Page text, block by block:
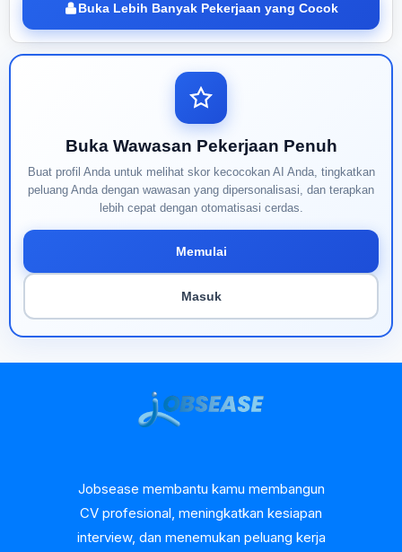
Buka Lebih Banyak Pekerjaan yang Cocok
Buka Wawasan Pekerjaan Penuh
Buat profil Anda untuk melihat skor kecocokan AI Anda, tingkatkan
peluang Anda dengan wawasan yang dipersonalisasi, dan terapkan
lebih cepat dengan otomatisasi cerdas.
Memulai
Masuk
Jobsease membantu kamu membangun
CV profesional, meningkatkan kesiapan
interview, dan menemukan peluang kerja